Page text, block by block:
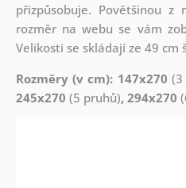
přizpůsobuje. Povětšinou
rozměr na webu se vám
Velikosti se skládají ze 49 cm
Rozměry (v cm): 147x270 (3
245x270 (5 pruhů), 294x270